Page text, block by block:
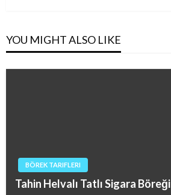
YOU MIGHT ALSO LIKE
BÖREK TARIFLERI
Tahin Helvalı Tatlı Sigara Böreği